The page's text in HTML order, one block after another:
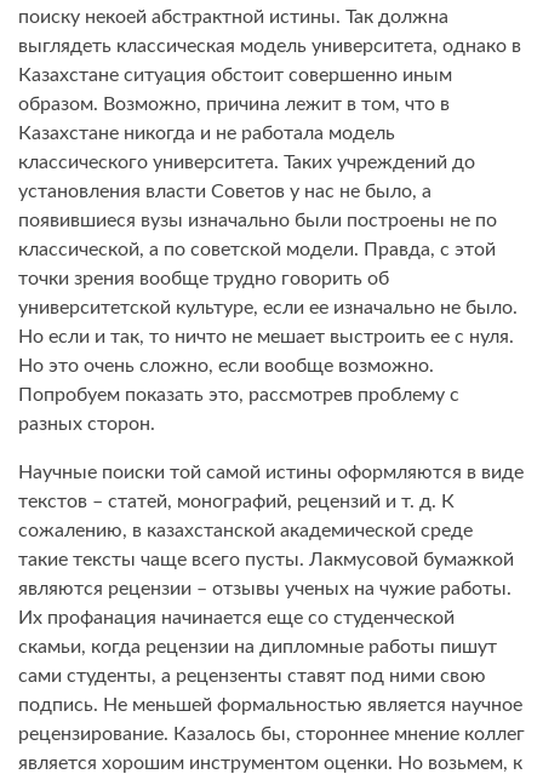
поиску некоей абстрактной истины. Так должна
выглядеть классическая модель университета, однако в
Казахстане ситуация обстоит совершенно иным
образом. Возможно, причина лежит в том, что в
Казахстане никогда и не работала модель
классического университета. Таких учреждений до
установления власти Советов у нас не было, а
появившиеся вузы изначально были построены не по
классической, а по советской модели. Правда, с этой
точки зрения вообще трудно говорить об
университетской культуре, если ее изначально не было.
Но если и так, то ничто не мешает выстроить ее с нуля.
Но это очень сложно, если вообще возможно.
Попробуем показать это, рассмотрев проблему с
разных сторон.
Научные поиски той самой истины оформляются в виде
текстов – статей, монографий, рецензий и т. д. К
сожалению, в казахстанской академической среде
такие тексты чаще всего пусты. Лакмусовой бумажкой
являются рецензии – отзывы ученых на чужие работы.
Их профанация начинается еще со студенческой
скамьи, когда рецензии на дипломные работы пишут
сами студенты, а рецензенты ставят под ними свою
подпись. Не меньшей формальностью является научное
рецензирование. Казалось бы, стороннее мнение коллег
является хорошим инструментом оценки. Но возьмем, к